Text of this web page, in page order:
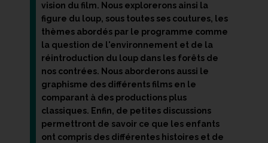
vision du film. Nous explorerons ainsi la
figure du loup, sous toutes ses coutures, les
thèmes abordés par le programme comme
la question de l'environnement et de la
réintroduction du loup dans les forêts de
nos contrées. Nous aborderons aussi le
graphisme des différents films en le
comparant à des productions plus
classiques. Enfin, de petites discussions
permettront de savoir ce que les enfants
ont compris des différentes histoires et de